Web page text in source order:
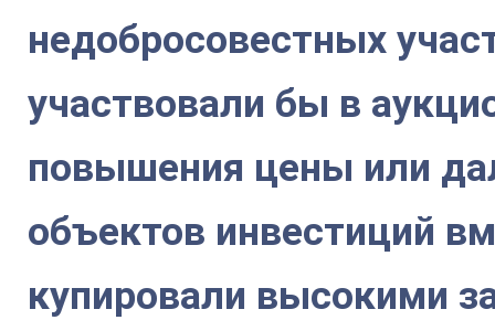
недобросовестных
участвовали бы в
повышения цены или
объектов инвестиций
купировали высокими